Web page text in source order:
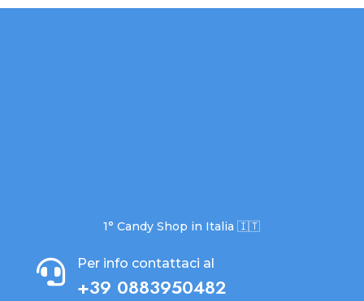
1° Candy Shop in Italia 🇮🇹
 Per info contattaci al
+39 0883950482